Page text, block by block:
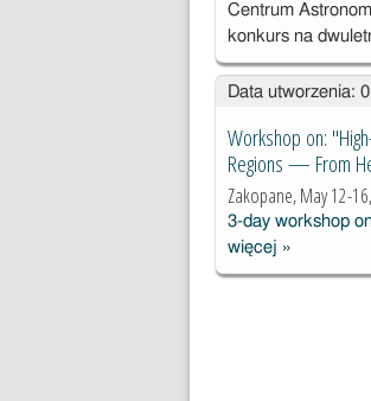
Centrum
konkurs na
Data utworzenia:
Workshop on:
Regions — From
Zakopane, May 12-
3-day workshop
więcej Workshop
"High-
»